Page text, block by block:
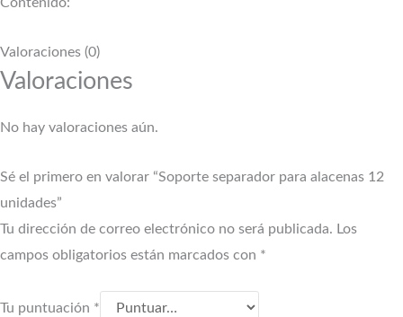
Contenido:
Valoraciones (0)
Valoraciones
No hay valoraciones aún.
Sé el primero en valorar “Soporte separador para alacenas 12
unidades”
Tu dirección de correo electrónico no será publicada. Los
campos obligatorios están marcados con *
Tu puntuación *